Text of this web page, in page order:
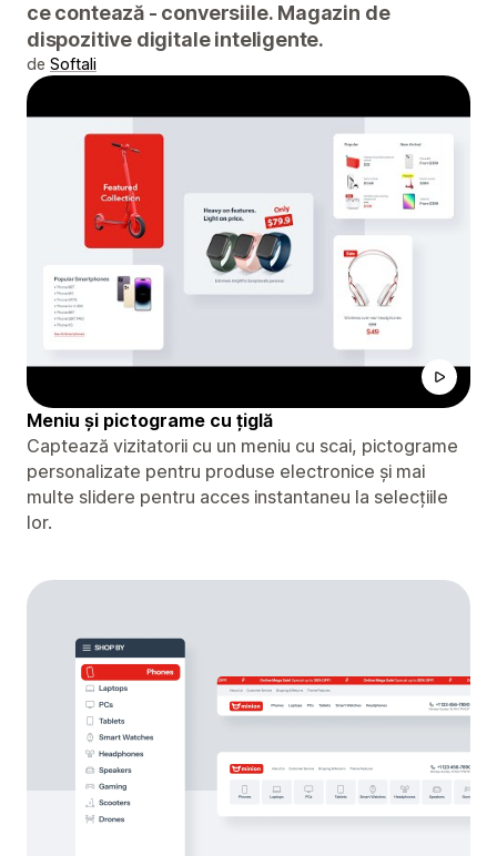
ce contează - conversiile. Magazin de
dispozitive digitale inteligente.
de Softali
Meniu și pictograme cu țiglă
Captează vizitatorii cu un meniu cu scai, pictograme
personalizate pentru produse electronice și mai
multe slidere pentru acces instantaneu la selecțiile
lor.